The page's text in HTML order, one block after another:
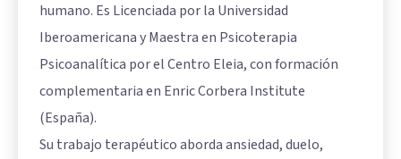
humano. Es Licenciada por la Universidad
Iberoamericana y Maestra en Psicoterapia
Psicoanalítica por el Centro Eleia, con formación
complementaria en Enric Corbera Institute
(España).
Su trabajo terapéutico aborda ansiedad, duelo,